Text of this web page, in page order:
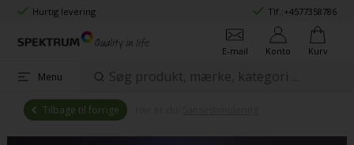
Hurtig levering Tlf.:+4577358786
E-mail Konto Kurv
Menu
Tilbage til forrige